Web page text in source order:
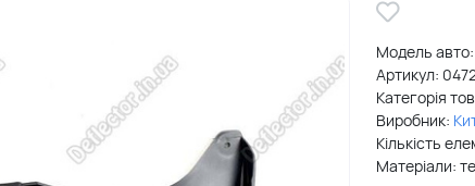
Модель
Артикул:
Категорія
Виробник:
Кількість
Матеріали: